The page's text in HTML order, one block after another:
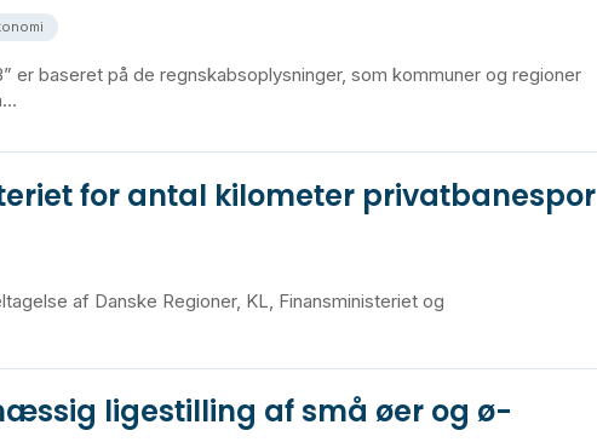
er baseret på de regnskabsoplysninger, som kommuner og regioner
for antal kilometer privatbanespor
af Danske Regioner, KL, Finansministeriet og
ligestilling af små øer og ø-